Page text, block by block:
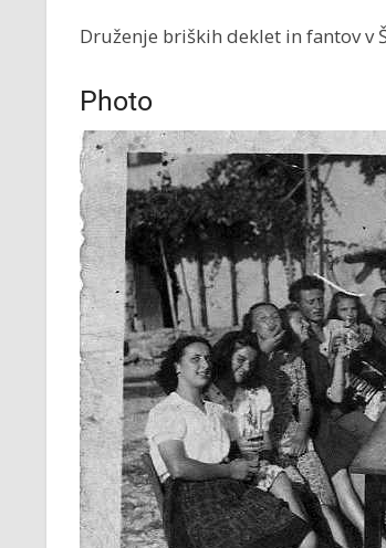
Druženje briških deklet in fantov v
Photo